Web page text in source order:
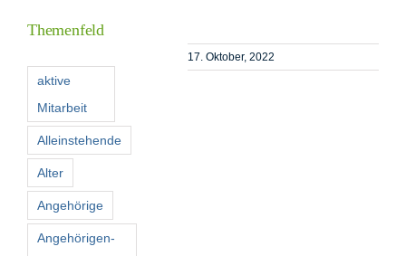
Förderer
17. Oktober, 2022
Themenfeld
aktive
Mitarbeit
Alleinstehende
Alter
Angehörige
Angehörigen-